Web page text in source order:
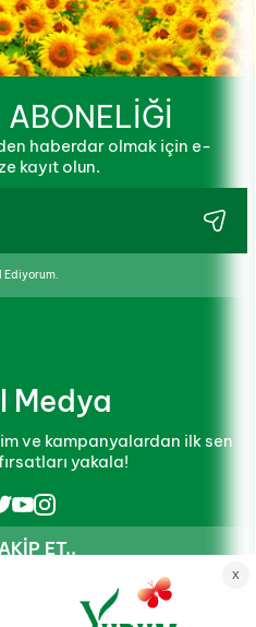
haberdar olmak için e-
kayıt olun.
Ediyorum.
Medya
ve kampanyalardan ilk sen
yakala!
ET..